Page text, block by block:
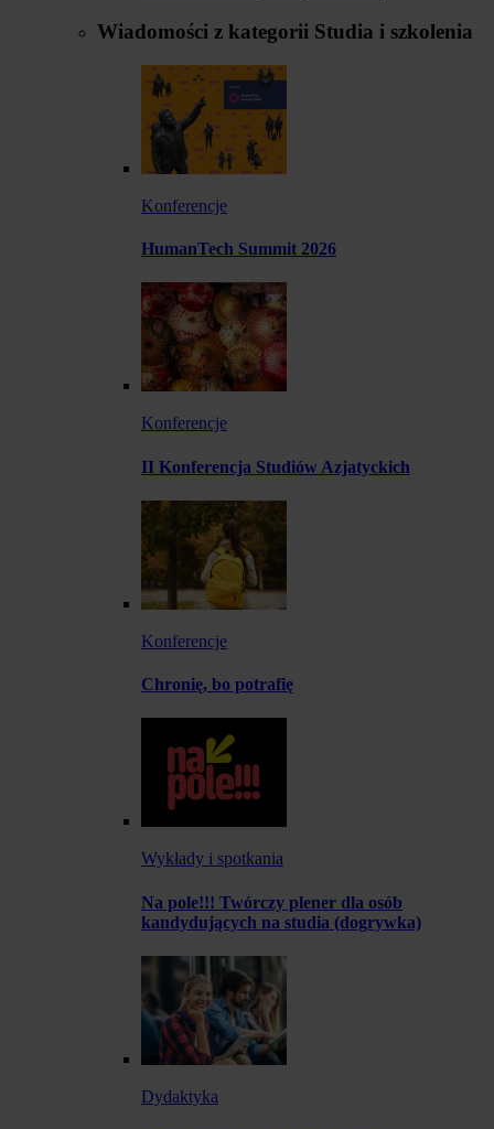
Wiadomości z kategorii Studia i szkolenia
Konferencje
HumanTech Summit 2026
Konferencje
II Konferencja Studiów Azjatyckich
Konferencje
Chronię, bo potrafię
Wykłady i spotkania
Na pole!!! Twórczy plener dla osób
kandydujących na studia (dogrywka)
Dydaktyka